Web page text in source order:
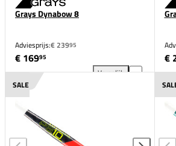
Grays Dynabow 8
Adviesprijs:€ 23995
€ 16995
Vergelijk
Grays Dynabow 8
€
SALE